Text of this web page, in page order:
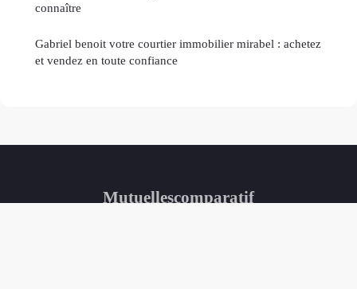
connaître
Gabriel benoit votre courtier immobilier mirabel : achetez
et vendez en toute confiance
Mutuellescomparatif